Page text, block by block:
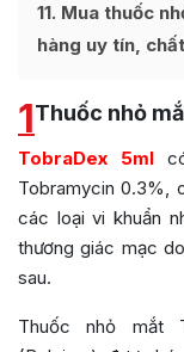
11 Mua thuốc
hàng uy tín,
1Thuốc nhỏ
TobraDex 5mlcó
Tobramycin 0.3%,
các loại vi khuẩn
thương giác mạc
sau.
Thuốc nhỏ mắt